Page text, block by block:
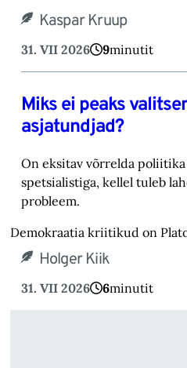
Kaspar Kruup
31. VII 2026 9minutit
Miks ei peaks
asjatundjad?
On eksitav võrrelda
spetsialistiga, kellel tuleb
probleem.
Demokraatia kriitikud on
Holger Kiik
31. VII 2026 6minutit